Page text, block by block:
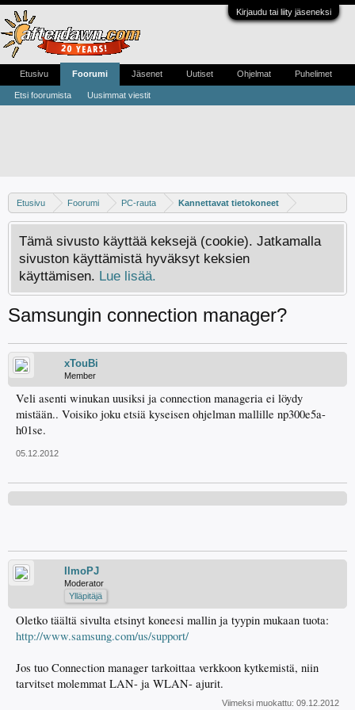
Kirjaudu tai liity jäseneksi
Etusivu Foorumi PC-rauta Kannettavat tietokoneet
Tämä sivusto käyttää keksejä (cookie). Jatkamalla
sivuston käyttämistä hyväksyt keksien
käyttämisen. Lue lisää.
Samsungin connection manager?
xTouBi
Member
Veli asenti winukan uusiksi ja connection manageria ei löydy
mistään.. Voisiko joku etsiä kyseisen ohjelman mallille np300e5a-
h01se.
05.12.2012
IlmoPJ
Moderator
Ylläpitäjä
Oletko täältä sivulta etsinyt koneesi mallin ja tyypin mukaan tuota:
http://www.samsung.com/us/support/
Jos tuo Connection manager tarkoittaa verkkoon kytkemistä, niin
tarvitset molemmat LAN- ja WLAN- ajurit.
Viimeksi muokattu: 09.12.2012
Etusivu Foorumi
Etsi foorumista Uusimmat viestit
Jäsenet Uutiset Ohjelmat Puhelimet